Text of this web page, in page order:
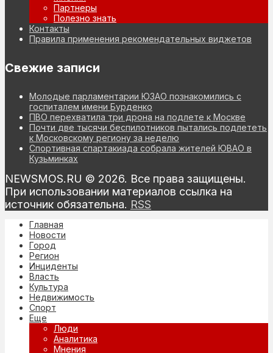
Партнеры
Полезно знать
Контакты
Правила применения рекомендательных виджетов
Свежие записи
Молодые парламентарии ЮЗАО познакомились с
госпиталем имени Бурденко
ПВО перехватила три дрона на подлете к Москве
Почти две тысячи беспилотников пытались подлететь
к Московскому региону за неделю
Спортивная спартакиада собрала жителей ЮВАО в
Кузьминках
NEWSMOS.RU © 2026. Все права защищены.
При использовании материалов ссылка на
источник обязательна. RSS
Главная
Новости
Город
Регион
Инциденты
Власть
Культура
Недвижимость
Спорт
Еще
Люди
Аналитика
Мнения